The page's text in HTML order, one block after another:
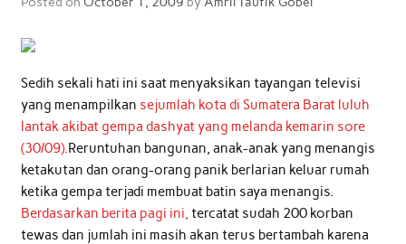
Sedih sekali hati ini saat menyaksikan tayangan televisi
yang menampilkan sejumlah kota di Sumatera Barat luluh
lantak akibat gempa dashyat yang melanda kemarin sore
(30/09).Reruntuhan bangunan, anak-anak yang menangis
ketakutan dan orang-orang panik berlarian keluar rumah
ketika gempa terjadi membuat batin saya menangis.
Berdasarkan berita pagi ini, tercatat sudah 200 korban
tewas dan jumlah ini masih akan terus bertambah karena